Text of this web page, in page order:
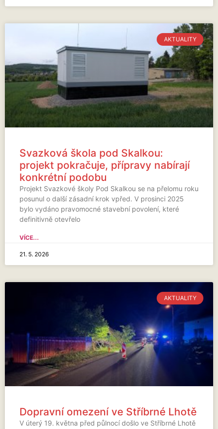
AKTUALITY
Svazková škola pod Skalkou:
projekt pokračuje, přípravy nabírají
konkrétní podobu
Projekt Svazkové školy Pod Skalkou se na přelomu roku
posunul o další zásadní krok vpřed. V prosinci 2025
bylo vydáno pravomocné stavební povolení, které
definitivně otevřelo
VÍCE...
21. 5. 2026
AKTUALITY
Dopravní omezení ve Stříbrné Lhotě
V úterý 19. května před půlnocí došlo ve Stříbrné Lhotě